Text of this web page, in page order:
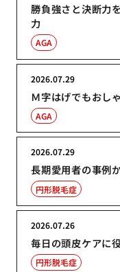
勝負強さと決断力
力
AGA
Ｍ字はげでもおし
2026.07.29
AGA
長期愛用者の事例
2026.07.29
円形脱毛症
毎日の頭皮ケアに
2026.07.26
円形脱毛症